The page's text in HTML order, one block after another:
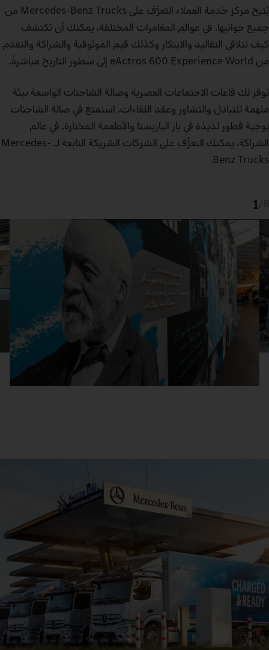
يُتيح مركز خدمة العملاء التعرُّف على Mercedes-Benz Trucks من
جميع جوانبها. في عوالم المغامرات المختلفة، يمكنك أن تكتشف
كيف تتلاقى التقاليد والابتكار وكذلك قيم الموثوقية والشراكة والتقدم
من eActros 600 Experience World إلى سطور التاريخ مباشرةً.
توفر لك قاعات الاجتماعات العصرية وصالة الشاحنات الواسعة بيئة
ملهمة للتبادل والتشاور وعقد اللقاءات. استمتع في صالة الشاحنات
بوجبة فطور لذيذة في بار الباريستا والأطعمة المختارة. في عالم
الشراكة، يمكنك التعرُّف على الشركات الشريكة التابعة لـ Mercedes-
Benz Trucks.
1